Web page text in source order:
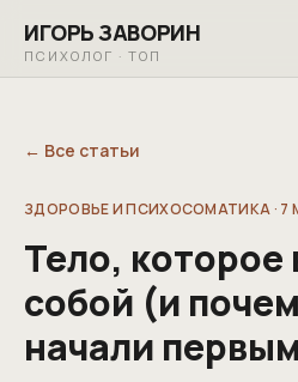
ИГОРЬ ЗАВОРИН
ПСИХОЛОГ · ТОП
← Все статьи
ЗДОРОВЬЕ И ПСИХОСОМАТИКА· 7
Тело, которое
собой (и
начали